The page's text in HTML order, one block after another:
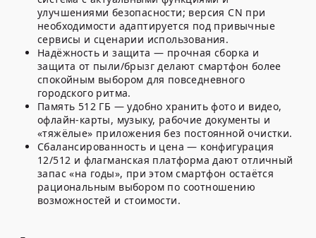
улучшениями безопасности; версия CN при
необходимости адаптируется под привычные
сервисы и сценарии использования.
Надёжность и защита — прочная сборка и
защита от пыли/брызг делают смартфон более
спокойным выбором для повседневного
городского ритма.
Память 512 ГБ — удобно хранить фото и видео,
офлайн-карты, музыку, рабочие документы и
«тяжёлые» приложения без постоянной очистки.
Сбалансированность и цена — конфигурация
12/512 и флагманская платформа дают отличный
запас «на годы», при этом смартфон остаётся
рациональным выбором по соотношению
возможностей и стоимости.